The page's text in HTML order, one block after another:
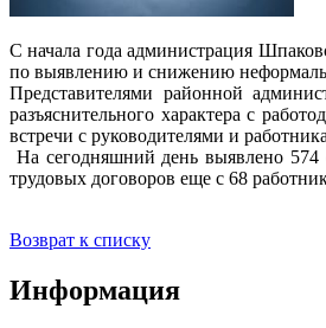
С начала года администрация
по выявлению и снижению
Представителями районной
разъяснительного характера с
встречи с руководителями и
На сегодняшний день выявлено 574
трудовых договоров еще с 68
Возврат к списку
Информация